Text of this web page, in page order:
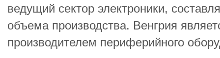
ведущий сектор электроники,
объема производства. Венгрия
производителем периферийного